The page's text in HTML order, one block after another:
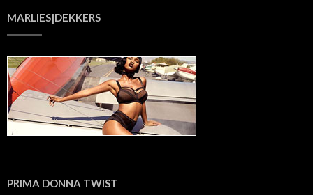
MARLIES|DEKKERS
PRIMA DONNA TWIST